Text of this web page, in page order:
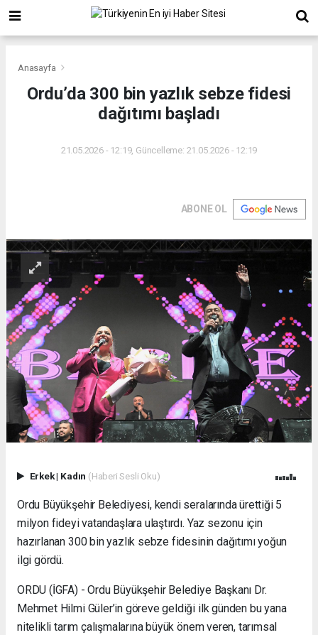
Anasayfa
Ordu’da 300 bin yazlık sebze fidesi
dağıtımı başladı
21.05.2026 - 12:19, Güncelleme: 21.05.2026 - 12:19
ABONE OL
Erkek| Kadın (Haberi Sesli Oku)
Ordu Büyükşehir Belediyesi, kendi seralarında ürettiği 5
milyon fideyi vatandaşlara ulaştırdı. Yaz sezonu için
hazırlanan 300 bin yazlık sebze fidesinin dağıtımı yoğun
ilgi gördü.
ORDU (İGFA) - Ordu Büyükşehir Belediye Başkanı Dr.
Mehmet Hilmi Güler’in göreve geldiği ilk günden bu yana
nitelikli tarım çalışmalarına büyük önem veren, tarımsal